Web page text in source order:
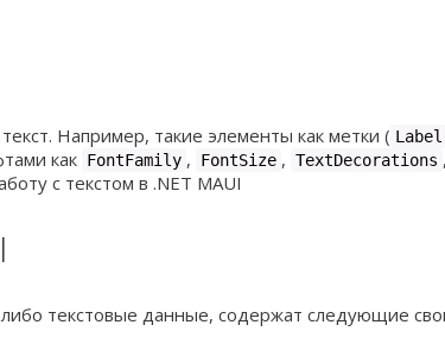
Например, такие элементы как метки ( Label
как FontFamily , FontSize , TextDecorations ,
с текстом в .NET MAUI
текстовые данные, содержат следующие